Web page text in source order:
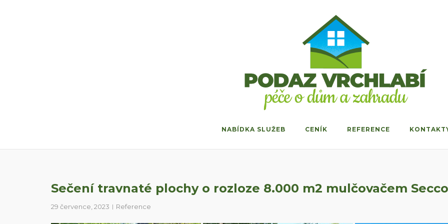
NABÍDKA SLUŽEB CENÍK REFERENCE
Sečení travnaté plochy o rozloze 8.000 m2 mulčovačem
29 července, 2023 Reference